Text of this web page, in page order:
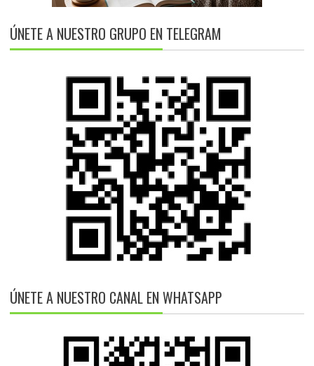
ÚNETE A NUESTRO GRUPO EN TELEGRAM
ÚNETE A NUESTRO CANAL EN WHATSAPP